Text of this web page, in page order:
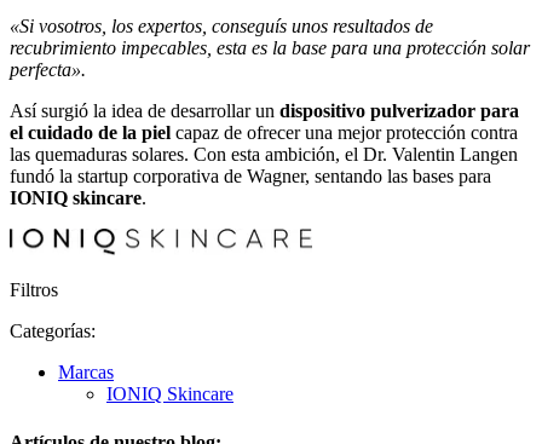
«Si vosotros, los expertos, conseguís unos resultados de
recubrimiento impecables, esta es la base para una protección solar
perfecta».
Así surgió la idea de desarrollar un dispositivo pulverizador para
el cuidado de la piel capaz de ofrecer una mejor protección contra
las quemaduras solares. Con esta ambición, el Dr. Valentin Langen
fundó la startup corporativa de Wagner, sentando las bases para
IONIQ skincare.
Filtros
Categorías:
Marcas
IONIQ Skincare